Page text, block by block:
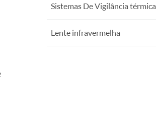
Sistemas De Vigilância térmica
Lente infravermelha